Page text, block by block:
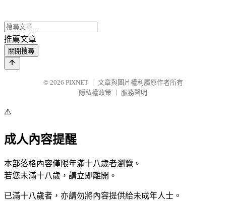
推薦文章
關閉搜尋
© 2026 PIXNET
文章與圖片權利屬原作者所有
隱私權政策
服務聲明
⚠️
成人內容提醒
本部落格內容僅限年滿十八歲者瀏覽。
若您未滿十八歲，請立即離開。
已滿十八歲者，亦請勿將內容提供給未成年人士。